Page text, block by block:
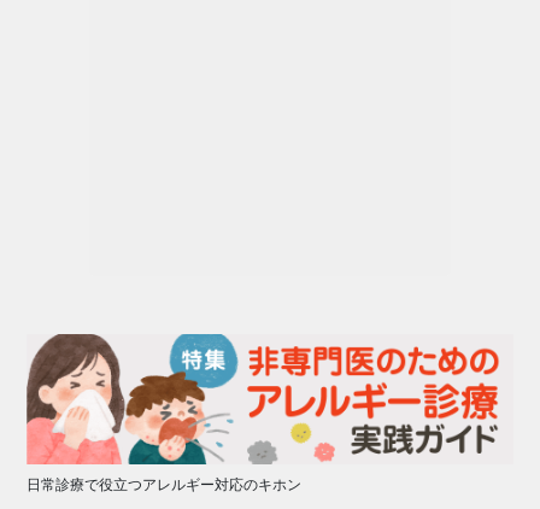
日常診療で役立つアレルギー対応のキホン